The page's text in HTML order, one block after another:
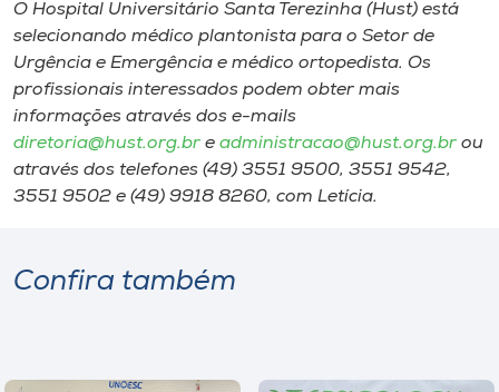
Cultura
CPA
Biblioteca
Rádio
O Hospital Universitário Santa Terezinha (Hust) está
selecionando médico plantonista para o Setor de
Urgência e Emergência e médico ortopedista. Os
profissionais interessados podem obter mais
informações através dos e-mails
diretoria@hust.org.br e administracao@hust.org.br ou
através dos telefones (49) 3551 9500, 3551 9542,
3551 9502 e (49) 9918 8260, com Letícia.
Confira também